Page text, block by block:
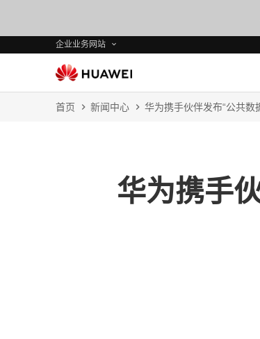
企业业务网站
首页 新闻中心 华为携手伙伴发布“公共数
华为携手